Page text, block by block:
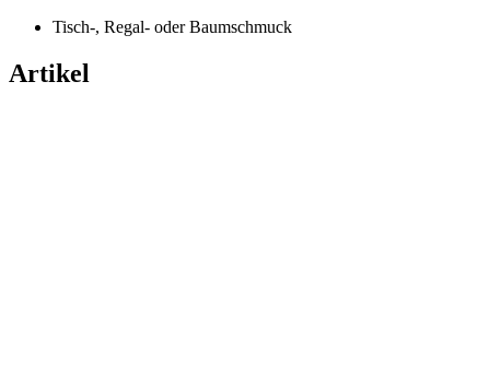
Tisch-, Regal- oder Baumschmuck
Artikel